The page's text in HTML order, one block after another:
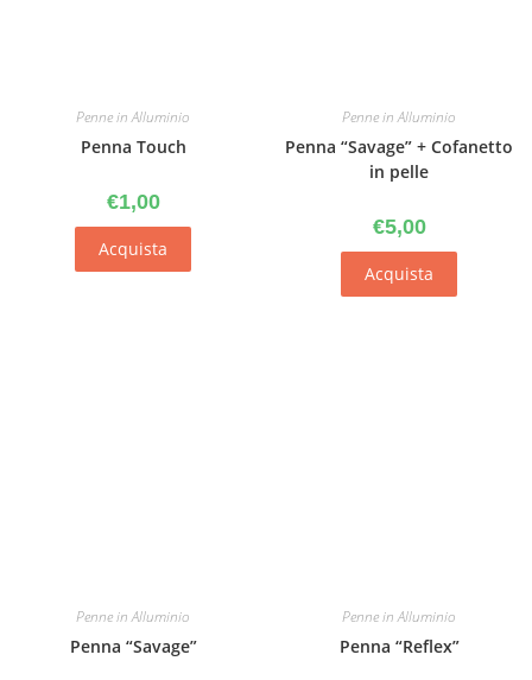
Penne in Alluminio
Penna Touch
€1,00
Acquista
Penne in Alluminio
Penna “Savage” + Cofanetto
in pelle
€5,00
Acquista
Penne in Alluminio
Penna “Savage”
Penne in Alluminio
Penna “Reflex”